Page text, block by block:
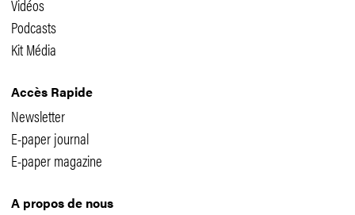
Vidéos
Podcasts
Kit Média
Accès Rapide
Newsletter
E-paper journal
E-paper magazine
A propos de nous